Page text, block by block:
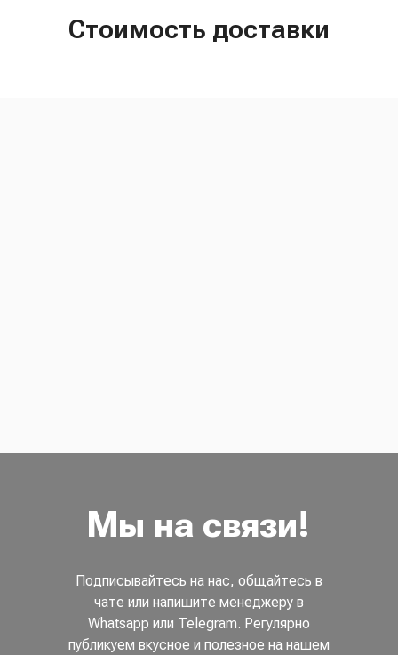
Стоимость доставки
Мы на связи!
Подписывайтесь на нас, общайтесь в
чате или напишите менеджеру в
Whatsapp или Telegram. Регулярно
публикуем вкусное и полезное на нашем